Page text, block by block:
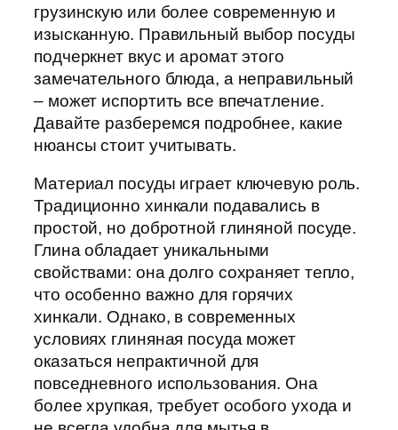
грузинскую или более современную и
изысканную. Правильный выбор посуды
подчеркнет вкус и аромат этого
замечательного блюда, а неправильный
– может испортить все впечатление.
Давайте разберемся подробнее, какие
нюансы стоит учитывать.
Материал посуды играет ключевую роль.
Традиционно хинкали подавались в
простой, но добротной глиняной посуде.
Глина обладает уникальными
свойствами: она долго сохраняет тепло,
что особенно важно для горячих
хинкали. Однако, в современных
условиях глиняная посуда может
оказаться непрактичной для
повседневного использования. Она
более хрупкая, требует особого ухода и